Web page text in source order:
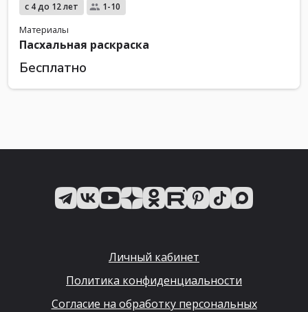
с 4 до 12 лет 1-10
Материалы
Пасхальная раскраска
Бесплатно
Личный кабинет
Политика конфиденциальности
Согласие на обработку персональных